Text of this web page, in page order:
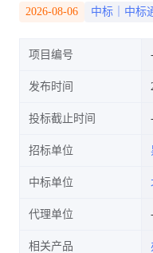
2026-08-06 中标｜中标
项目编号
发布时间
投标截止时间
招标单位
中标单位
代理单位
相关产品